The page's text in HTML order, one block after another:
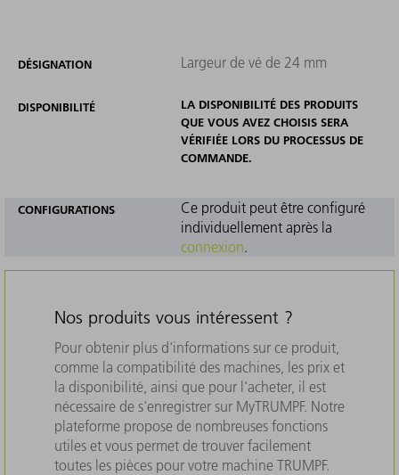
DÉSIGNATION Largeur de vé de 24 mm
DISPONIBILITÉ
LA DISPONIBILITÉ DES PRODUITS
QUE VOUS AVEZ CHOISIS SERA
VÉRIFIÉE LORS DU PROCESSUS DE
COMMANDE.
CONFIGURATIONS
Ce produit peut être configuré
individuellement après la
connexion.
Nos produits vous intéressent ?
Pour obtenir plus d'informations sur ce produit,
comme la compatibilité des machines, les prix et
la disponibilité, ainsi que pour l'acheter, il est
nécessaire de s'enregistrer sur MyTRUMPF. Notre
plateforme propose de nombreuses fonctions
utiles et vous permet de trouver facilement
toutes les pièces pour votre machine TRUMPF.